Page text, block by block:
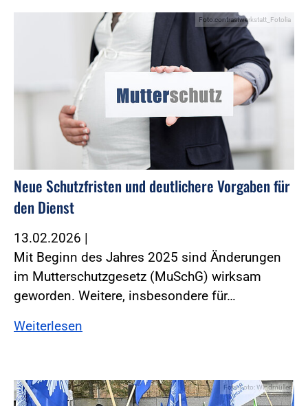
Foto:contrastwerkstatt_Fotolia
Neue Schutzfristen und deutlichere Vorgaben für
den Dienst
13.02.2026 |
Mit Beginn des Jahres 2025 sind Änderungen
im Mutterschutzgesetz (MuSchG) wirksam
geworden. ­Weitere, insbesondere für…
Weiterlesen
Foto:Foto: Windmüller